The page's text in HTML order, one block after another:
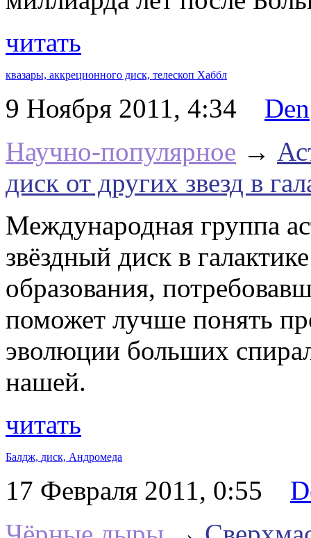
читать
квазары, аккреционного диск, телескоп Хаббл
9 Ноября 2011, 4:34 Den
Научно-популярное →
диск от других звезд в
Международная группа
звёздный диск в
образования,
поможет лучше понять
эволюции больших
нашей.
читать
Балдж, диск, Андромеда
17 Февраля 2011, 0:55